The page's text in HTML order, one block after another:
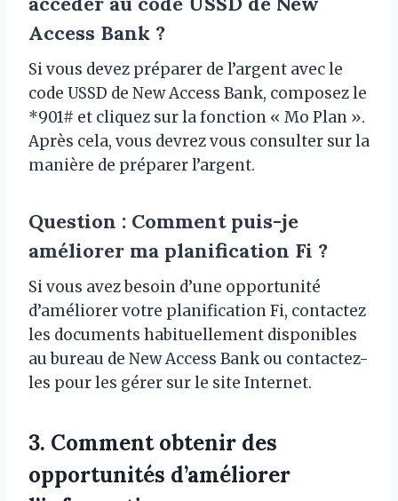
Access Bank ?
Si vous devez préparer de l’argent avec le
code USSD de New Access Bank, composez le
*901# et cliquez sur la fonction « Mo Plan ».
Après cela, vous devrez vous consulter sur la
manière de préparer l’argent.
Question : Comment puis-je
améliorer ma planification Fi ?
Si vous avez besoin d’une opportunité
d’améliorer votre planification Fi, contactez
les documents habituellement disponibles
au bureau de New Access Bank ou contactez-
les pour les gérer sur le site Internet.
3. Comment obtenir des
opportunités d’améliorer